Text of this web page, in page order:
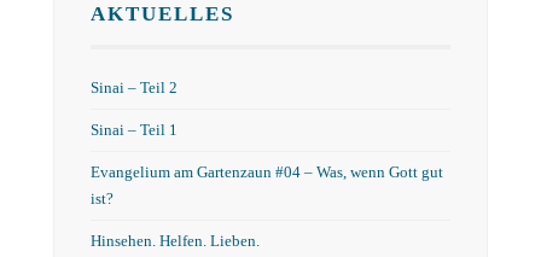
AKTUELLES
Sinai – Teil 2
Sinai – Teil 1
Evangelium am Gartenzaun #04 – Was, wenn Gott gut
ist?
Hinsehen. Helfen. Lieben.